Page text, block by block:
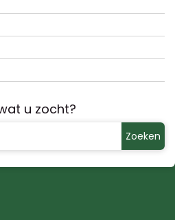
u zocht?
Zoeken